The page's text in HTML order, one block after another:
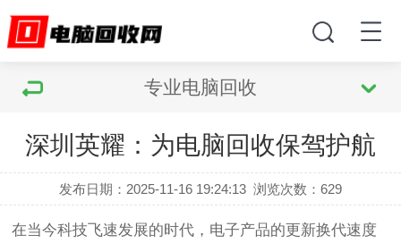
专业电脑回收
深圳英耀：为电脑回收保驾护航
发布日期：2025-11-16 19:24:13 浏览次数：629
在当今科技飞速发展的时代，电子产品的更新换代速度